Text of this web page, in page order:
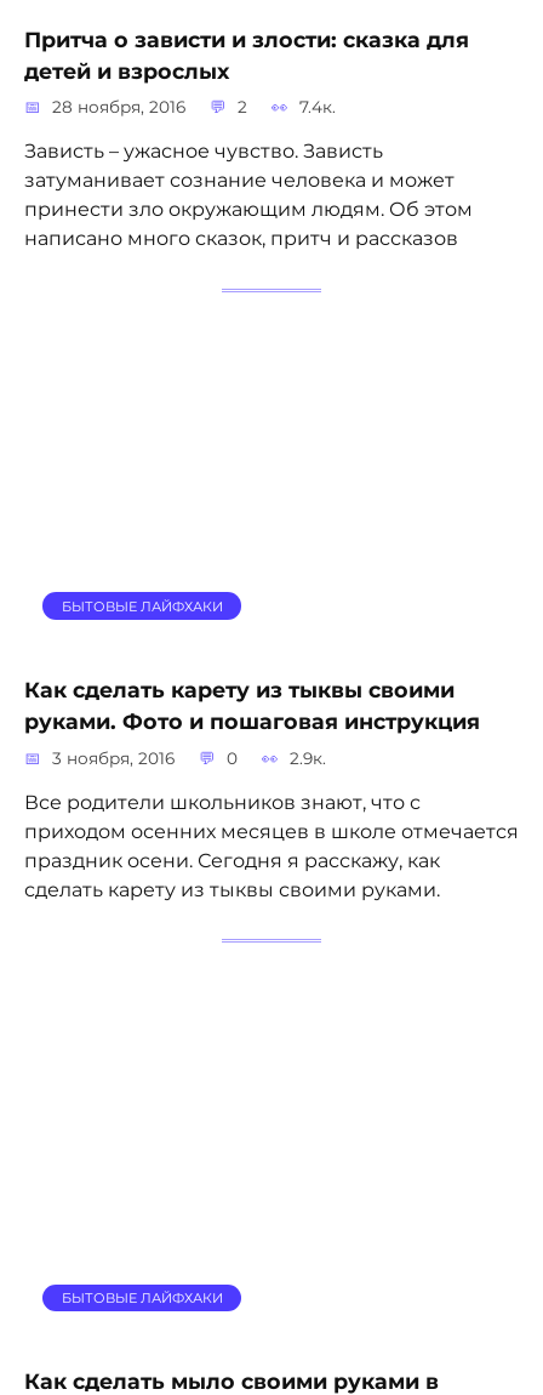
Притча о зависти и злости: сказка для
детей и взрослых
28 ноября, 2016 2 7.4к.
Зависть – ужасное чувство. Зависть
затуманивает сознание человека и может
принести зло окружающим людям. Об этом
написано много сказок, притч и рассказов
БЫТОВЫЕ ЛАЙФХАКИ
Как сделать карету из тыквы своими
руками. Фото и пошаговая инструкция
3 ноября, 2016 0 2.9к.
Все родители школьников знают, что с
приходом осенних месяцев в школе отмечается
праздник осени. Сегодня я расскажу, как
сделать карету из тыквы своими руками.
БЫТОВЫЕ ЛАЙФХАКИ
Как сделать мыло своими руками в